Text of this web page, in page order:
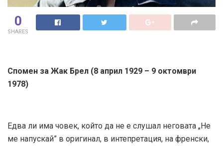
0
SHARES
Спомен за Жак Брел (8 април 1929 – 9 октомври
1978)
Едва ли има човек, който да не е слушал неговата „Не
ме напускай” в оригинал, в интепретация, на френски,